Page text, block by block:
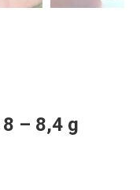
– 8,4 g